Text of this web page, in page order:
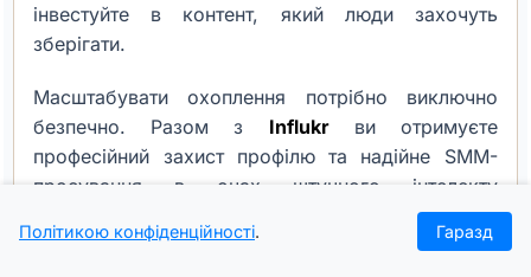
Головна Проєкти Кейси Увійти
інвестуйте в контент, який люди захочуть
зберігати.
Масштабувати охоплення потрібно виключно
безпечно. Разом з Influkrви отримуєте
професійний захист профілю та надійне SMM-
просування в очах штучного інтелекту
Політикою конфіденційності. Гаразд